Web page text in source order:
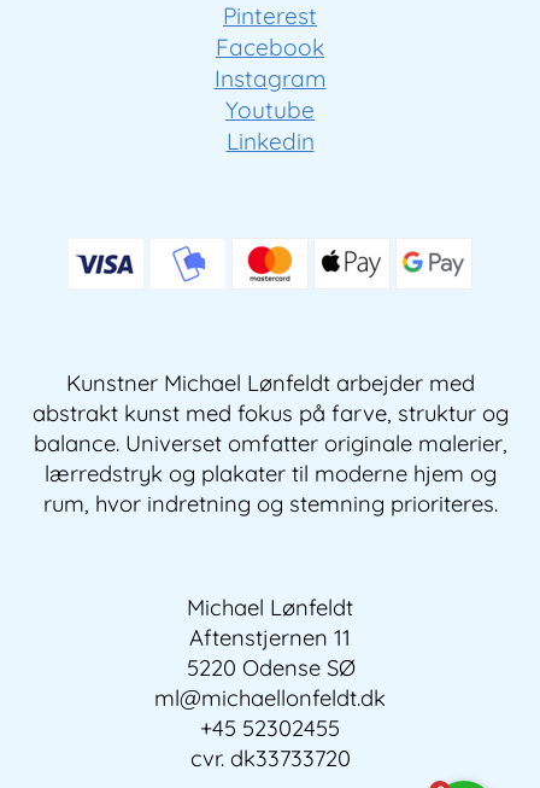
Pinterest
Facebook
Instagram
Youtube
Linkedin
Kunstner Michael Lønfeldt arbejder med
abstrakt kunst med fokus på farve, struktur og
balance. Universet omfatter originale malerier,
lærredstryk og plakater til moderne hjem og
rum, hvor indretning og stemning prioriteres.
Michael Lønfeldt
Aftenstjernen 11
5220 Odense SØ
ml@michaellonfeldt.dk
+45 52302455
cvr. dk33733720